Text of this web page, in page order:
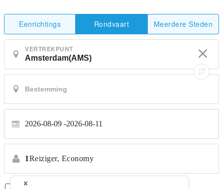
Eenrichtings Rondvaart Meerdere Steden
VERTREKPUNT
2026-08-09 2026-08-11
1Reiziger, Economy